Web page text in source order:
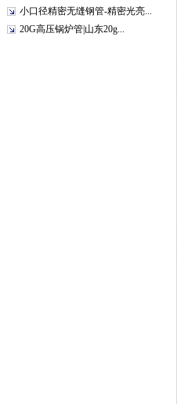
小口径精密无缝钢管-精密光亮...
20G高压锅炉管|山东20g...